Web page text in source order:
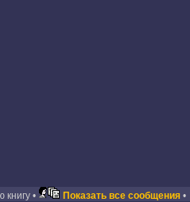
книгу • Показать все сообщения•